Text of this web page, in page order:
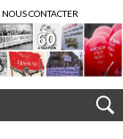
NOUS CONTACTER